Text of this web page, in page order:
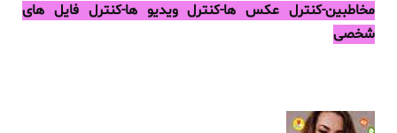
مخاطبین-کنترل عکس ها-کنترل ویدیو ها-کنترل فایل های
شخصی